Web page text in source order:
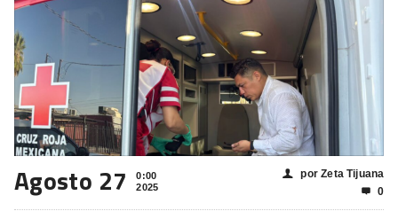
Agosto 27
0:00
2025
👤 por Zeta Tijuana
 0